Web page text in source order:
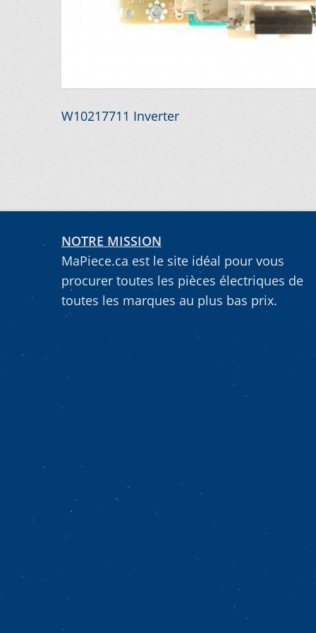
VOUS NE TROUVEZ PAS LA PIÈCE SUR NOTRE
Navigation
Article
W10217711 Inverter
NOTRE MISSION
MaPiece.ca est le site idéal pour vous
procurer toutes les pièces électriques de
toutes les marques au plus bas prix.